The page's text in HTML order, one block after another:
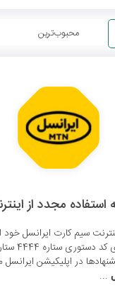
محبوب‌ترین
روز از اینترنت سیم کارت ایرانسل
در اپلیکیشن ایرانسل من،
...